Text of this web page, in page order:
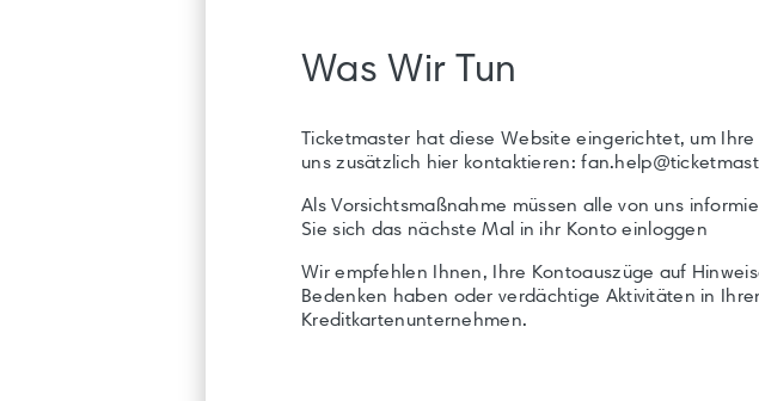
Was Wir Tun
Ticketmaster hat diese Website eingerichtet, um
uns zusätzlich hier kontaktieren:
Als Vorsichtsmaßnahme müssen alle von uns
Sie sich das nächste Mal in ihr Konto einloggen
Wir empfehlen Ihnen, Ihre Kontoauszüge auf
Bedenken haben oder verdächtige Aktivitäten in
Kreditkartenunternehmen.